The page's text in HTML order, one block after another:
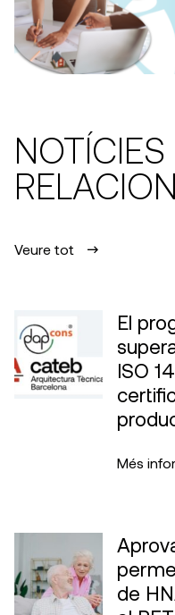
NOTÍCIES
Veure tot
El
ISO
Més
de